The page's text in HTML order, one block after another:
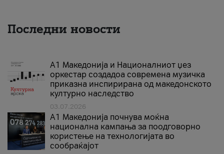
Последни новости
А1 Македонија и Националниот џез
оркестар создадоа современа музичка
приказна инспирирана од македонското
културно наследство
03.07.2026
A1 Македонија почнува моќна
национална кампања за поодговорно
користење на технологијата во
сообраќајот